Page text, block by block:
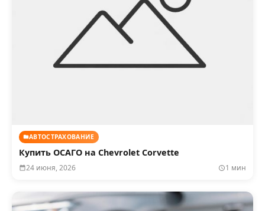
АВТОСТРАХОВАНИЕ
Купить ОСАГО на Chevrolet Corvette
24 июня, 2026 1 мин